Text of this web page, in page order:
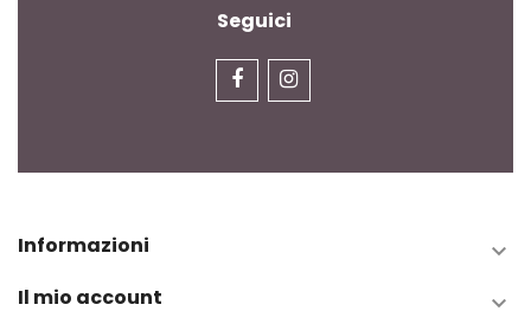
Seguici
Informazioni 
Il mio account 